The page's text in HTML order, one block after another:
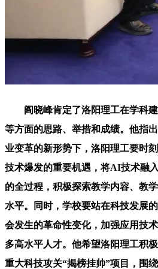
阎晓峰肯定了洛阳理工在学科建
等方面的思路、举措和成绩。他指
业变革的新形势下，洛阳理工要时
技术爆发的重要机遇，将AI技术融
的全过程，积极探索教学内容、教
水平。同时，学校要站在科技发展
会发生的革命性变化，加强应用技
多高水平人才。他希望洛阳理工积
重大科技攻关“揭榜挂帅”项目，围